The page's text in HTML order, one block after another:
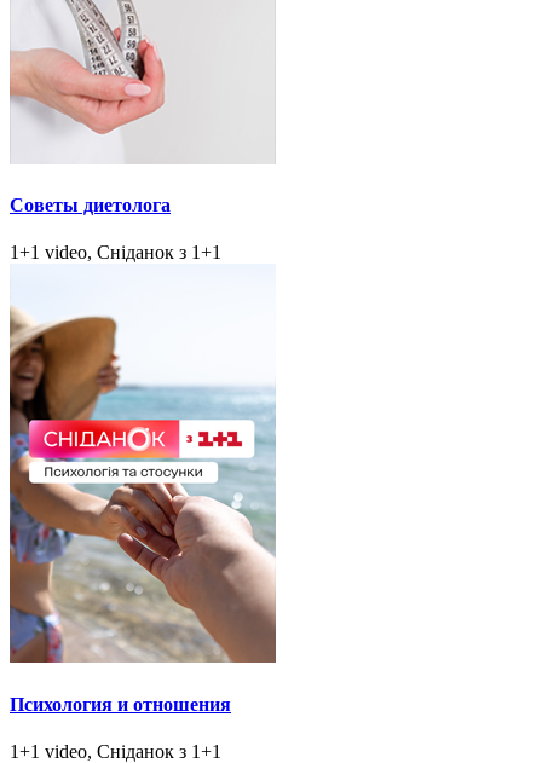
Советы диетолога
1+1 video, Сніданок з 1+1
Психология и отношения
1+1 video, Сніданок з 1+1